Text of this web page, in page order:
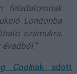
feladatomnak
Londonba
számukra,
Coolnak adott